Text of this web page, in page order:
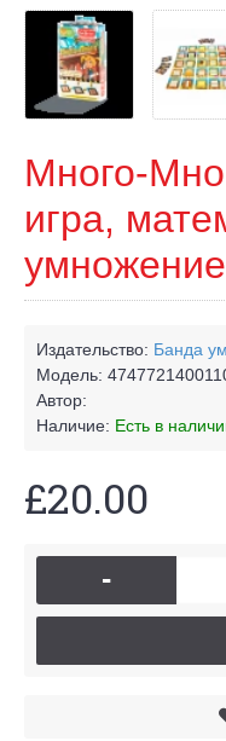
Много-
игра,
Издательство: Банда
Модель:
Автор:
Наличие: Есть в
£20.00
-